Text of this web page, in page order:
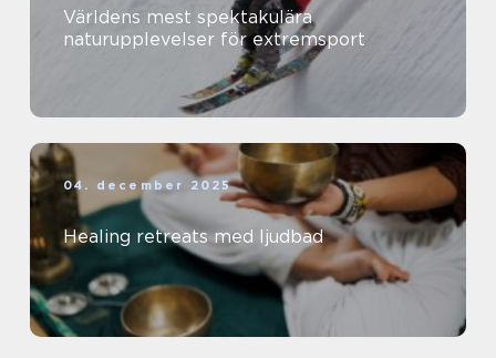
Världens mest spektakulära
naturupplevelser för extremsport
04. december 2025
Healing retreats med ljudbad